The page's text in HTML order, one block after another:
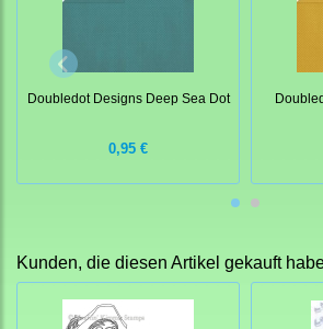
Doubledot Designs Deep Sea Dot
0,95 €
Kunden, die diesen Artikel gekauft